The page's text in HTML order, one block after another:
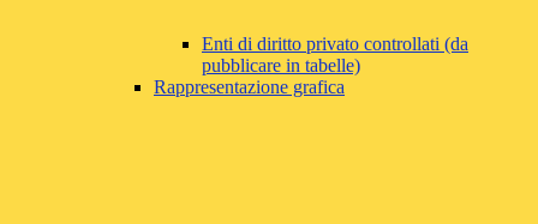
Enti di diritto privato controllati (da
pubblicare in tabelle)
Rappresentazione grafica